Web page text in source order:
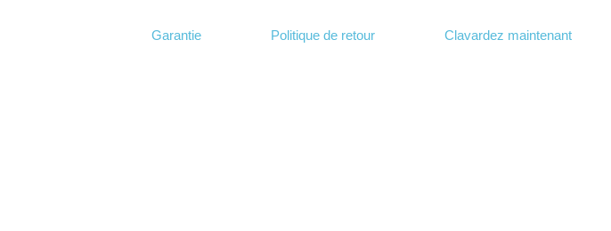
Garantie Politique de retour Clavardez maintenant